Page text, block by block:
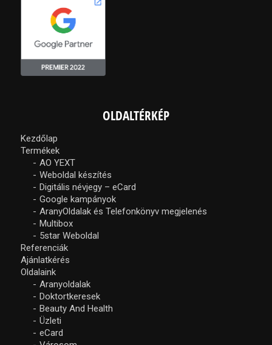
OLDALTÉRKÉP
Kezdőlap
Termékek
AO YEXT
Weboldal készítés
Digitális névjegy – eCard
Google kampányok
AranyOldalak és Telefonkönyv megjelenés
Multibox
5star Weboldal
Referenciák
Ajánlatkérés
Oldalaink
Aranyoldalak
Doktortkeresek
Beauty And Health
Üzleti
eCard